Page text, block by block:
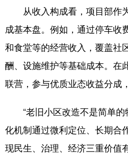
从收入构成看，项目部作
成基本盘。例如，通过停车收
和食堂等的经营收入，覆盖社
酬、设施维护等基础成本。在
联营，参与优质业态收益分成
“老旧小区改造不是简单的
化机制通过微利定位、长期合
现民生、治理、经济三重价值